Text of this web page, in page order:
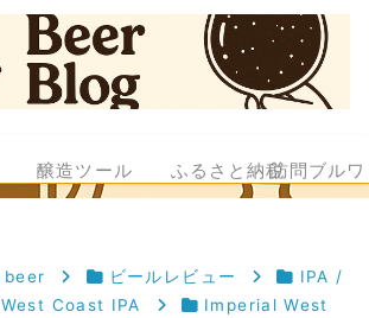
醸造ツール ふるさと納税訪問ブル
beer ビールレビュー
IPA /
West Coast IPA
Imperial West